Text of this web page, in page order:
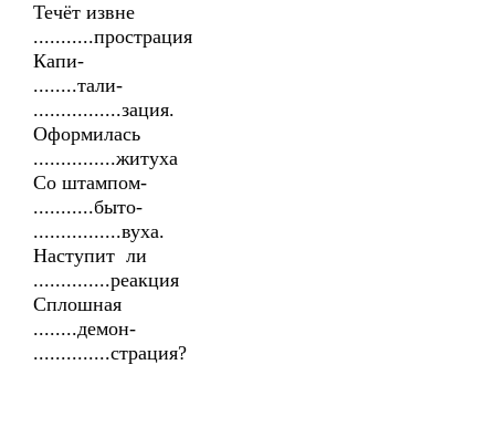
Течёт извне
...........прострация
Капи-
........тали-
................зация.
Оформилась
...............житуха
Со штампом-
...........быто-
................вуха.
Наступит ли
..............реакция
Сплошная
........демон-
..............страция?